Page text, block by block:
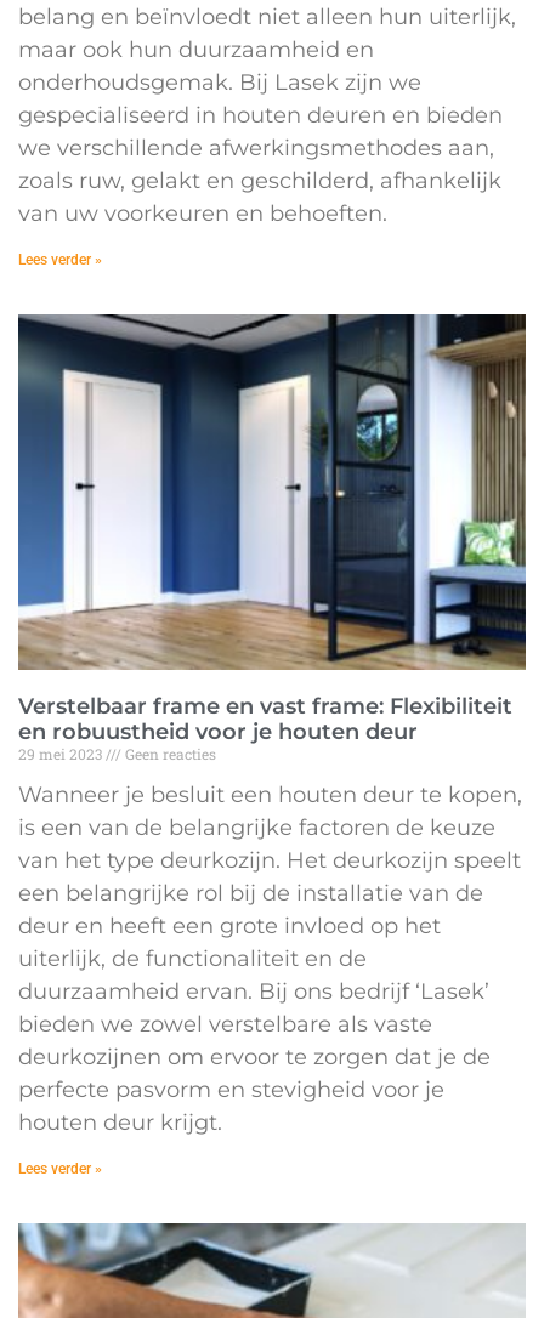
belang en beïnvloedt niet alleen hun uiterlijk,
maar ook hun duurzaamheid en
onderhoudsgemak. Bij Lasek zijn we
gespecialiseerd in houten deuren en bieden
we verschillende afwerkingsmethodes aan,
zoals ruw, gelakt en geschilderd, afhankelijk
van uw voorkeuren en behoeften.
Lees verder »
Verstelbaar frame en vast frame: Flexibiliteit
en robuustheid voor je houten deur
29 mei 2023 Geen reacties
Wanneer je besluit een houten deur te kopen,
is een van de belangrijke factoren de keuze
van het type deurkozijn. Het deurkozijn speelt
een belangrijke rol bij de installatie van de
deur en heeft een grote invloed op het
uiterlijk, de functionaliteit en de
duurzaamheid ervan. Bij ons bedrijf ‘Lasek’
bieden we zowel verstelbare als vaste
deurkozijnen om ervoor te zorgen dat je de
perfecte pasvorm en stevigheid voor je
houten deur krijgt.
Lees verder »